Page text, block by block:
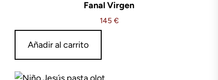
Fanal Virgen
145 €
Añadir al carrito